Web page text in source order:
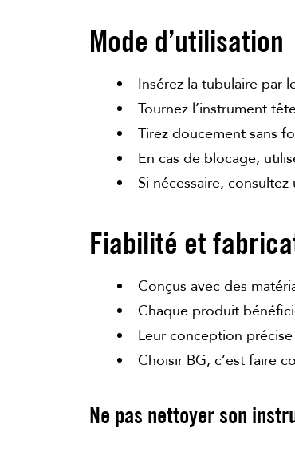
Mode d’utilisation
Insérez la tubulaire par
Tournez l’instrument
Tirez doucement sans
En cas de blocage,
Si nécessaire,
Fiabilité et
Conçus avec des
Chaque produit
Leur conception
Choisir BG, c’est faire
Ne pas nettoyer son